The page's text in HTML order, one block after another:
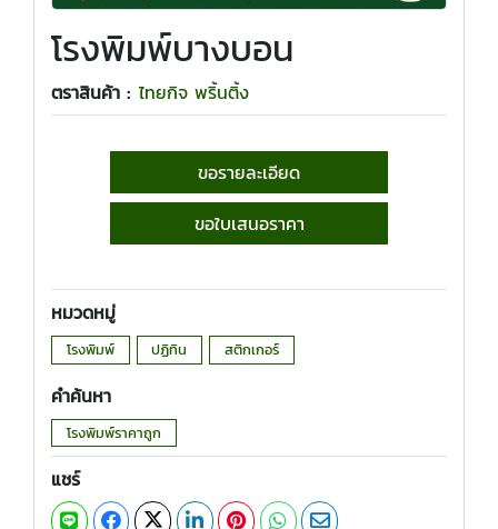
โรงพิมพ์บางบอน
ตราสินค้า : ไทยกิจ พริ้นติ้ง
ขอรายละเอียด
ขอใบเสนอราคา
หมวดหมู่
โรงพิมพ์ ปฏิทิน สติกเกอร์
คำค้นหา
โรงพิมพ์ราคาถูก
แชร์